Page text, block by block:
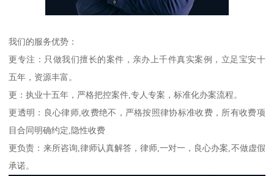
我们的服务优势：
更专注：只做我们擅长的案件，亲办上千件真实案例，立足宝安十
五年，资源丰富。
更：执业十五年，严格把控案件,专人专案，标准化办案流程。
更透明：良心律师,收费绝不，严格按照律协标准收费，所有收费项
目合同明确约定,隐性收费
更负责：来所咨询,律师认真解答，律师,一对一，良心办案,不做虚假
承诺。